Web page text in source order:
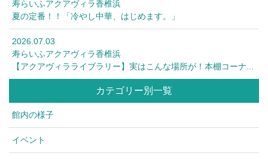
寿らいふアクアヴィラ香椎浜
夏の定番！！「冷やし中華、はじめます。」
2026.07.03
寿らいふアクアヴィラ香椎浜
【アクアヴィラライブラリー】実はこんな場所が！本棚コーナ...
カテゴリー別一覧
館内の様子
イベント